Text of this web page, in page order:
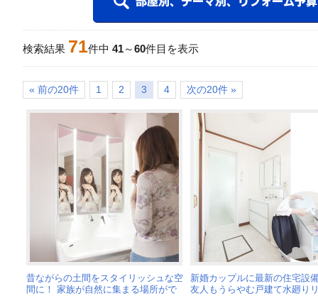
検索結果 71件中 41～60件目を表示
« 前の20件 1 2 3 4 次の20件 »
昔ながらの土間をスタイリッシュな空
間に！ 家族が自然に集まる場所がで
新婚カップルに最新の住宅設
友人もうらやむ戸建て水廻り